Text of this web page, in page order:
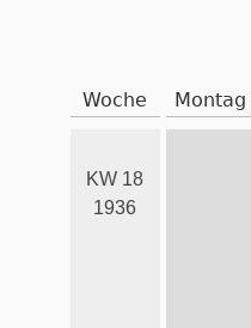
Woche Montag
KW 18
1936